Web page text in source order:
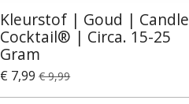
Kleurstof | Goud | Candle
Cocktail® | Circa. 15-25
Gram
€ 7,99 € 9,99